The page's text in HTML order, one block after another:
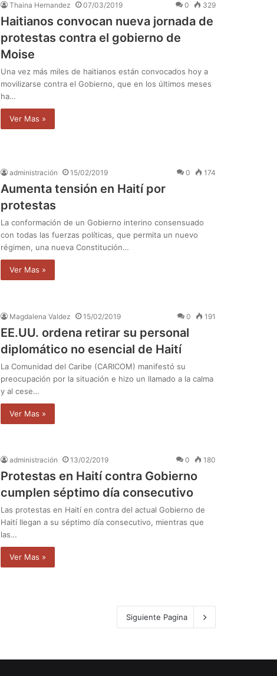
Thaina Hernandez 07/03/2019 0 329
Haitianos convocan nueva jornada de
protestas contra el gobierno de
Moise
Una vez más miles de haitianos están convocados hoy a
movilizarse contra el Gobierno, que en los últimos meses
ha…
Ver Mas »
administración 15/02/2019 0 174
Aumenta tensión en Haití por
protestas
La conformación de un Gobierno interino consensuado
con todas las fuerzas políticas, que permita un nuevo
régimen, una nueva Constitución…
Ver Mas »
Magdalena Valdez 15/02/2019 0 191
EE.UU. ordena retirar su personal
diplomático no esencial de Haití
La Comunidad del Caribe (CARICOM) manifestó su
preocupación por la situación e hizo un llamado a la calma
y al cese…
Ver Mas »
administración 13/02/2019 0 180
Protestas en Haití contra Gobierno
cumplen séptimo día consecutivo
Las protestas en Haití en contra del actual Gobierno de
Haití llegan a su séptimo día consecutivo, mientras que
las…
Ver Mas »
Siguiente Pagina